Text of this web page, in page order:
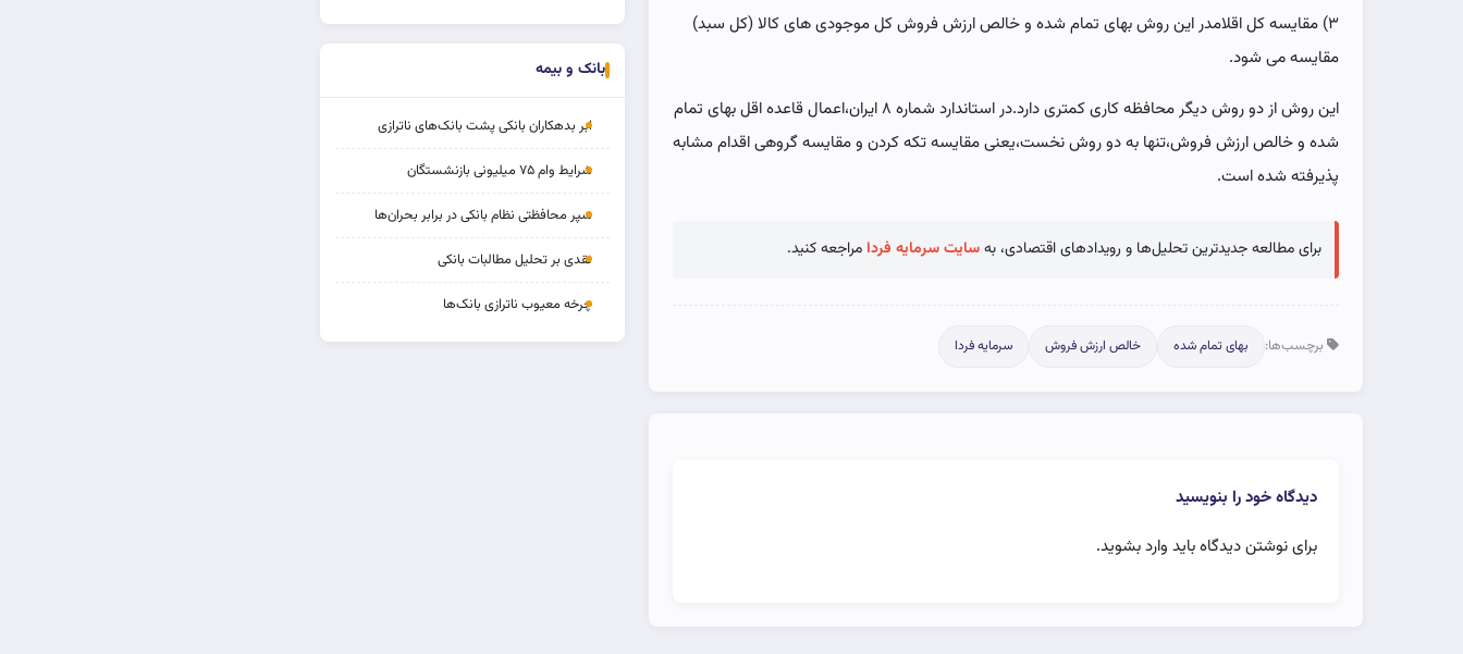
۳) مقایسه کل اقلامدر این روش بهای تمام شده و خالص ارزش فروش کل موجودی های کالا (کل سبد)
مقایسه می شود.
این روش از دو روش دیگر محافظه کاری کمتری دارد.در استاندارد شماره ۸ ایران،اعمال قاعده اقل بهای تمام
شده و خالص ارزش فروش،تنها به دو روش نخست،یعنی مقایسه تکه کردن و مقایسه گروهی اقدام مشابه
پذیرفته شده است.
برای مطالعه جدیدترین تحلیل‌ها و رویدادهای اقتصادی، بهسایت سرمایه فردا مراجعه کنید.
برچسب‌ها: بهای تمام شده خالص ارزش فروش سرمایه فردا
دیدگاه خود را بنویسید
برای نوشتن دیدگاه باید وارد بشوید.
بانک و بیمه
ابر بدهکاران بانکی پشت بانک‌های ناترازی
شرایط وام ۷۵ میلیونی بازنشستگان
سپر محافظتی نظام بانکی در برابر بحران‌ها
نقدی بر تحلیل مطالبات بانکی
چرخه‌ معیوب ناترازی بانک‌ها